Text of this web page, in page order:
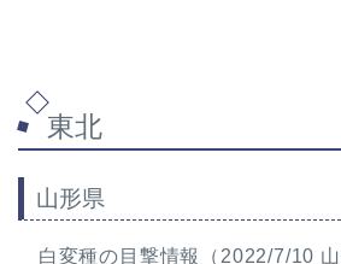
東北
山形県
白変種の目撃情報（2022/7/10 山